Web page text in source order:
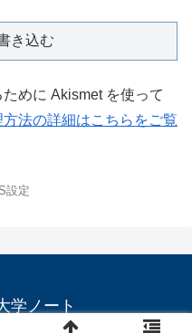
き込む
めに Akismet を使って
法の詳細はこちらをご覧
設定
学ノート